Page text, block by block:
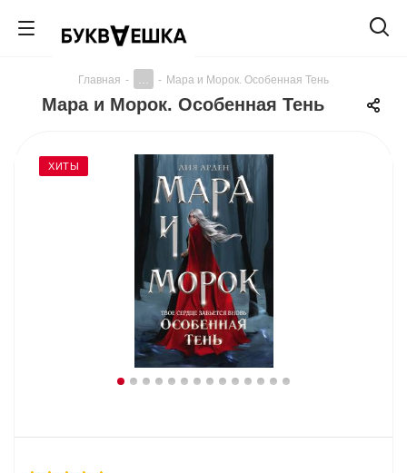
Главная - - Мара и Морок. Особенная Тень
Мара и Морок. Особенная Тень
ХИТЫ